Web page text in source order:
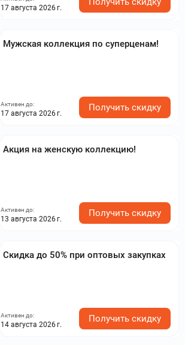
17 августа 2026 г.
Мужская коллекция по суперценам!
Активен до:
17 августа 2026 г.
Получить скидку
Акция на женскую коллекцию!
Активен до:
13 августа 2026 г.
Получить скидку
Скидка до 50% при оптовых закупках
Активен до:
14 августа 2026 г.
Получить скидку